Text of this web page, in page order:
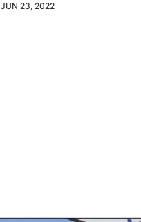
JUN 23, 2022